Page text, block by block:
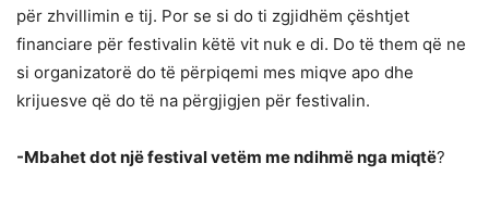
për zhvillimin e tij. Por se si do ti zgjidhëm çështjet
financiare për festivalin këtë vit nuk e di. Do të them që ne
si organizatorë do të përpiqemi mes miqve apo dhe
krijuesve që do të na përgjigjen për festivalin.
-Mbahet dot një festival vetëm me ndihmë nga miqtë?